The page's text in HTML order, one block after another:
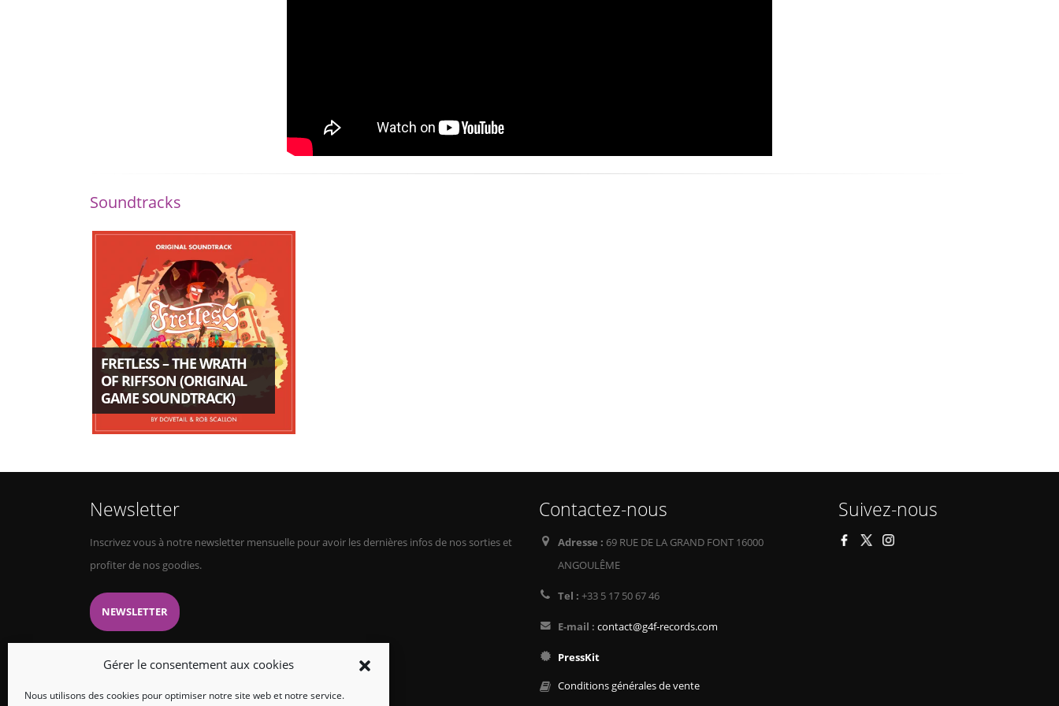
Gérer le consentement aux cookies
Nous utilisons des cookies pour optimiser notre site web et notre service.
Soundtracks
FRETLESS – THE WRATH
OF RIFFSON (ORIGINAL
GAME SOUNDTRACK)
Newsletter
Inscrivez vous à notre newsletter mensuelle pour avoir les dernières infos de nos sorties et
profiter de nos goodies.
NEWSLETTER
Contactez-nous
Adresse : 69 RUE DE LA GRAND FONT 16000
ANGOULÊME
Tel : +33 5 17 50 67 46
E-mail : contact@g4f-records.com
PressKit
Conditions générales de vente
Suivez-nous